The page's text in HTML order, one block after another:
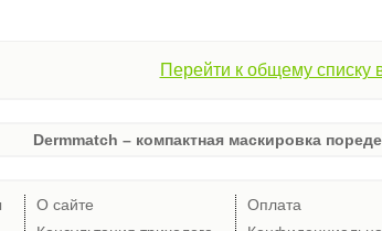
Перейти к общему списку
Dermmatch – компактная маскировка
О сайте
Оплата